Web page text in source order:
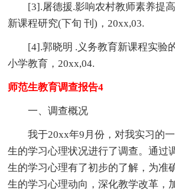
[3].屠德援.影响农村教师素养提高
新课程研究(下旬 刊)，20xx,03.
[4].郭晓明 .义务教育新课程实验
小学教育，20xx,04.
师范生教育调查报告4
一、调查概况
我于20xx年9月份，对我实习的一
生的学习心理状况进行了调查。通过
生的学习心理有了初步的了解，为准
生的学习心理动向，深化教学改革，